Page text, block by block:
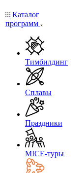
Каталог
программ
Тимбилдинг
Сплавы
Праздники
MICE‑туры